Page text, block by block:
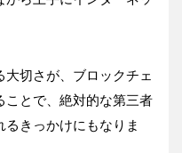
切さが、ブロックチェ
ことで、絶対的な第三者
きっかけにもなりま